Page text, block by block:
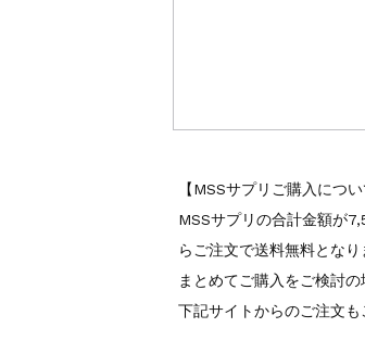
【MSSサプリご購入につい
MSSサプリの合計金額が
らご注文で送料無料となり
まとめてご購入をご検討の
下記サイトからのご注文も